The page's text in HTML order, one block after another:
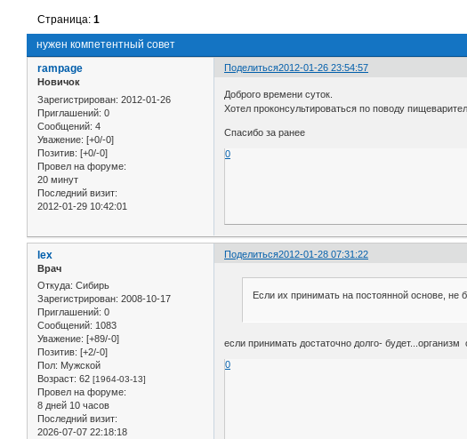
нужен компетентный совет
Страница:1
Поделиться2012-01-26 23:54:57
rampage
Новичок
Зарегистрирован: 2012-01-26
Приглашений: 0
Сообщений: 4
Уважение: [+0/-0]
Позитив: [+0/-0]
Провел на форуме:
20 минут
Последний визит:
2012-01-29 10:42:01
Доброго времени суток.
Хотел проконсультироваться по поводу
Спасибо за ранее
0
Поделиться2012-01-28 07:31:22
lex
Врач
Откуда: Сибирь
Зарегистрирован: 2008-10-17
Приглашений: 0
Сообщений: 1083
Уважение: [+89/-0]
Позитив: [+2/-0]
Пол: Мужской
Возраст: 62 [1964-03-13]
Провел на форуме:
8 дней 10 часов
Последний визит:
2026-07-07 22:18:18
Если их принимать на постоянной основе,
если принимать достаточно долго-
0